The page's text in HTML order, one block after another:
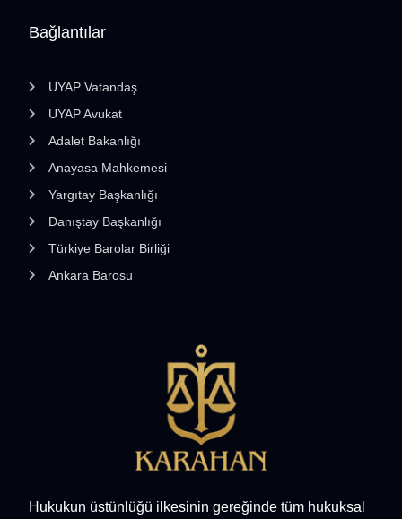
Hukukun üstünlüğü ilkesinin gereğinde tüm hukuksal
Bağlantılar
UYAP Vatandaş
UYAP Avukat
Adalet Bakanlığı
Anayasa Mahkemesi
Yargıtay Başkanlığı
Danıştay Başkanlığı
Türkiye Barolar Birliği
Ankara Barosu